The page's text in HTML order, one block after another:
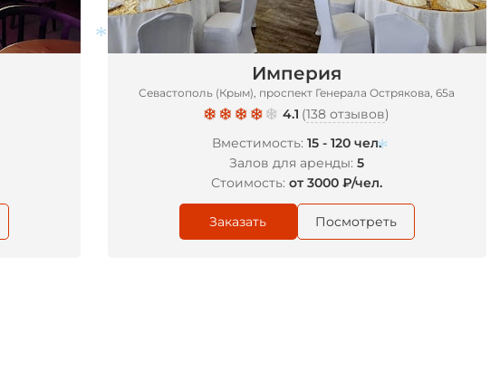
Империя
Севастополь (Крым), проспект Генерала Острякова, 65а
4.1 (138 отзывов)
Вместимость:15 - 120 чел.
Залов для аренды:5
Стоимость:от 3000 ₽/чел.
Заказать Посмотреть
*